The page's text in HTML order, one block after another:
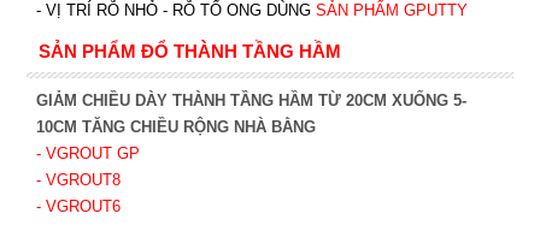
- VỊ TRÍ RỖ NHỎ - RỖ TỔ ONG DÙNG SẢN PHẨM GPUTTY
SẢN PHẨM ĐỔ THÀNH TẦNG HẦM
GIẢM CHIỀU DÀY THÀNH TẦNG HẦM TỪ 20CM XUỐNG 5-
10CM TĂNG CHIỀU RỘNG NHÀ BẰNG
- VGROUT GP
- VGROUT8
- VGROUT6